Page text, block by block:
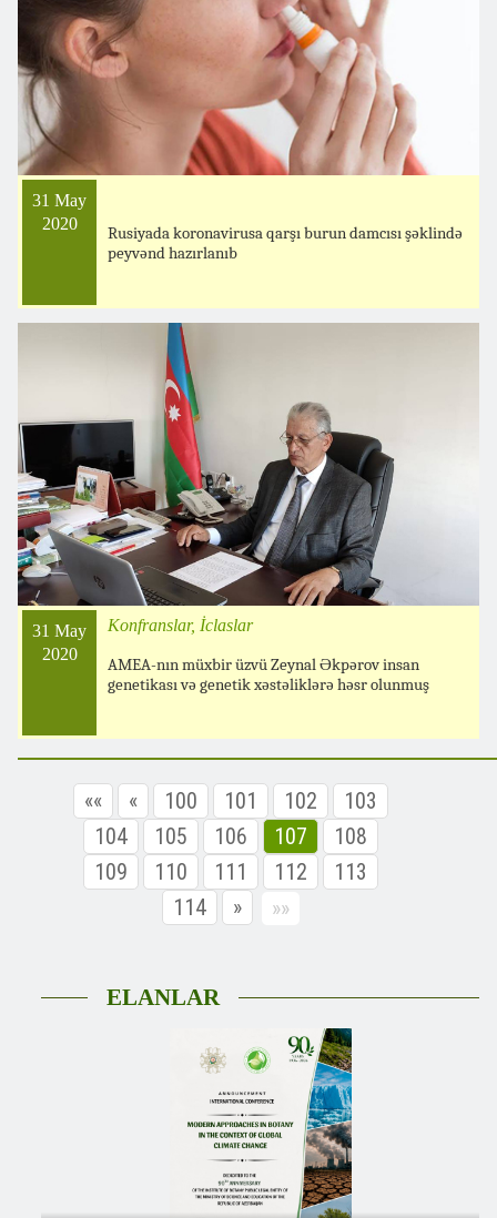
31 May
2020
Rusiyada koronavirusa qarşı burun damcısı şəklində
peyvənd hazırlanıb
31 May
2020
Konfranslar, İclaslar
AMEA-nın müxbir üzvü Zeynal Əkpərov insan
genetikası və genetik xəstəliklərə həsr olunmuş
«« « 100 101 102
103
104
105 106 107
108
109
110 111 112
113
114
» »»
ELANLAR